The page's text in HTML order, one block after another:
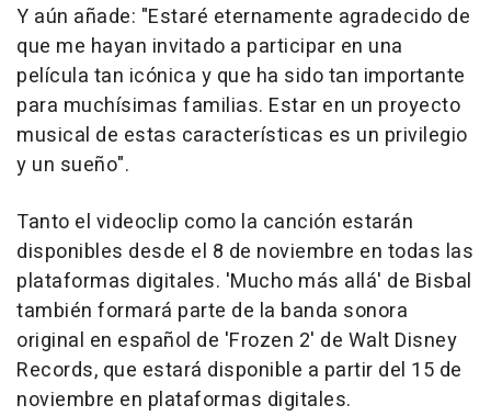
Y aún añade: "Estaré eternamente agradecido de
que me hayan invitado a participar en una
película tan icónica y que ha sido tan importante
para muchísimas familias. Estar en un proyecto
musical de estas características es un privilegio
y un sueño".
Tanto el videoclip como la canción estarán
disponibles desde el 8 de noviembre en todas las
plataformas digitales. 'Mucho más allá' de Bisbal
también formará parte de la banda sonora
original en español de 'Frozen 2' de Walt Disney
Records, que estará disponible a partir del 15 de
noviembre en plataformas digitales.